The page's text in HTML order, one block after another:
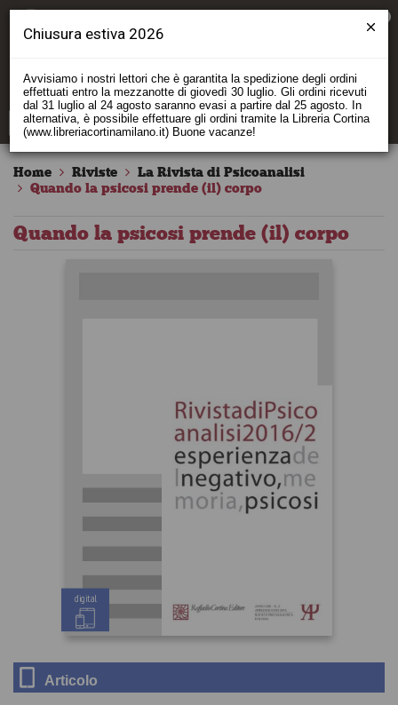
Home Riviste
La Rivista di Psicoanalisi
Quando la psicosi prende (il) corpo
Quando la psicosi prende (il) corpo
digital
Articolo
Chiusura estiva 2026
Avvisiamo i nostri lettori che è garantita la spedizione degli ordini
effettuati entro la mezzanotte di giovedì 30 luglio. Gli ordini ricevuti
dal 31 luglio al 24 agosto saranno evasi a partire dal 25 agosto. In
alternativa, è possibile effettuare gli ordini tramite la Libreria Cortina
(www.libreriacortinamilano.it) Buone vacanze!